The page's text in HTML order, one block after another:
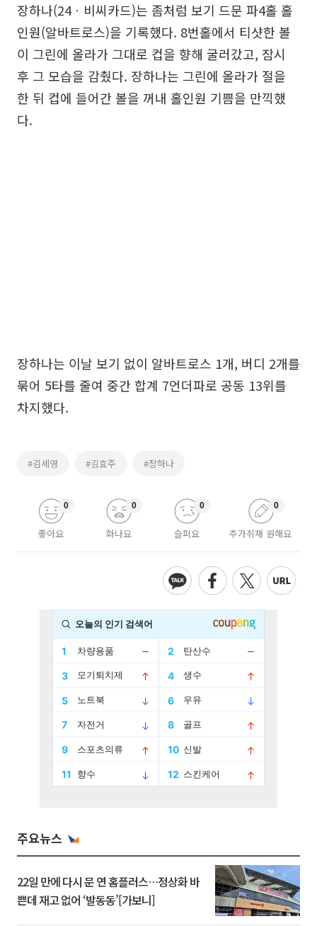
장하나(24ㆍ비씨카드)는 좀처럼 보기 드문 파4홀 홀
인원(알바트로스)을 기록했다. 8번홀에서 티샷한 볼
이 그린에 올라가 그대로 컵을 향해 굴러갔고, 잠시
후 그 모습을 감췄다. 장하나는 그린에 올라가 절을
한 뒤 컵에 들어간 볼을 꺼내 홀인원 기쁨을 만끽했
다.
장하나는 이날 보기 없이 알바트로스 1개, 버디 2개를
묶어 5타를 줄여 중간 합계 7언더파로 공동 13위를
차지했다.
#김세영 #김효주 #장하나
좋아요
0
화나요
0
슬퍼요
0
추가취재 원해요
0
주요뉴스
22일 만에 다시 문 연 홈플러스…정상화 바
쁜데 재고 없어 ‘발동동’[가보니]